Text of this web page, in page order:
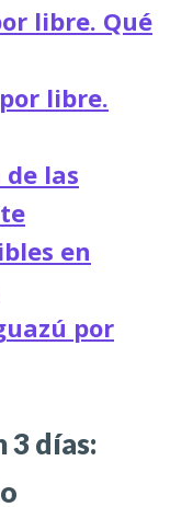
libre. Qué
libre.
las
en
por
3 días: